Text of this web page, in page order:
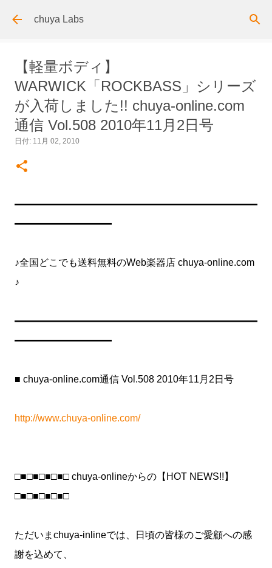
スキップしてメイン コンテンツに移動
chuya Labs
【軽量ボディ】
WARWICK「ROCKBASS」シリーズ
が入荷しました!! chuya-online.com
通信 Vol.508 2010年11月2日号
日付: 11月 02, 2010
━━━━━━━━━━━━━━━━━━━━━━━━━
━━━━━━━━━━
♪全国どこでも送料無料のWeb楽器店 chuya-online.com
♪
━━━━━━━━━━━━━━━━━━━━━━━━━
━━━━━━━━━━
■ chuya-online.com通信 Vol.508 2010年11月2日号
http://www.chuya-online.com/
□■□■□■□■□ chuya-onlineからの【HOT NEWS!!】
□■□■□■□■□
ただいまchuya-inlineでは、日頃の皆様のご愛顧への感
謝を込めて、